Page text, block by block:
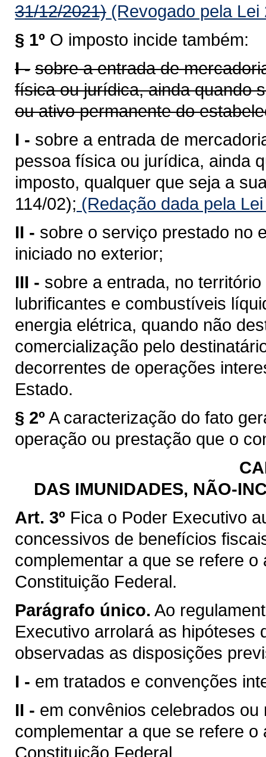
31/12/2021) (Revogado pela
§ 1º O imposto incide também:
I - sobre a entrada de
física ou jurídica, ainda quando
ou ativo permanente do
I - sobre a entrada de
pessoa física ou jurídica, ainda
imposto, qualquer que seja a
114/02); (Redação dada pela
II - sobre o serviço prestado no
iniciado no exterior;
III - sobre a entrada, no
lubrificantes e combustíveis
energia elétrica, quando não
comercialização pelo
decorrentes de operações
Estado.
§ 2º A caracterização do fato
operação ou prestação que o
DAS IMUNIDADES, NÃO-
Art. 3º Fica o Poder Executivo
concessivos de benefícios
complementar a que se refere
Constituição Federal.
Parágrafo único. Ao
Executivo arrolará as hipóteses
observadas as disposições
I - em tratados e convenções
II - em convênios celebrados
complementar a que se refere
Constituição Federal.